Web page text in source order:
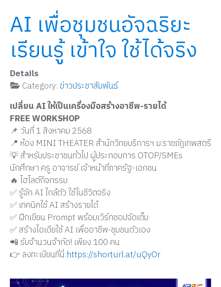
AI เพื่อชุมชนอัจฉริยะ
เรียนรู้ เข้าใจ ใช้ได้จริง
Details
Category:ข่าวประชาสัมพันธ์
เปลี่ยน AI ให้เป็นเครื่องมือสร้างอาชีพ-รายได้
FREE WORKSHOP
📌 วันที่ 1 สิงหาคม 2568
📍 ห้อง MINI THEATER สำนักวิทยบริการฯ ม.ราชภัฏเทพสตรี
💡 สำหรับประชาชนทั่วไป ผู้ประกอบการ OTOP/SMEs
นักศึกษา ครู อาจารย์ เจ้าหน้าที่ภาครัฐ-เอกชน
🔥 ไฮไลต์กิจกรรม
✅ รู้จัก AI ใกล้ตัว ใช้ในชีวิตจริง
✅ เทคนิคใช้ AI สร้างรายได้
✅ ฝึกเขียน Prompt พร้อมเวิร์กชอปจัดเต็ม
✅ สร้างไอเดียใช้ AI เพื่ออาชีพ-ชุมชนตัวเอง
📲 รับจำนวนจำกัด! เพียง 100 คน
👉 ลงทะเบียนที่นี่:https://shorturl.at/uQyOr